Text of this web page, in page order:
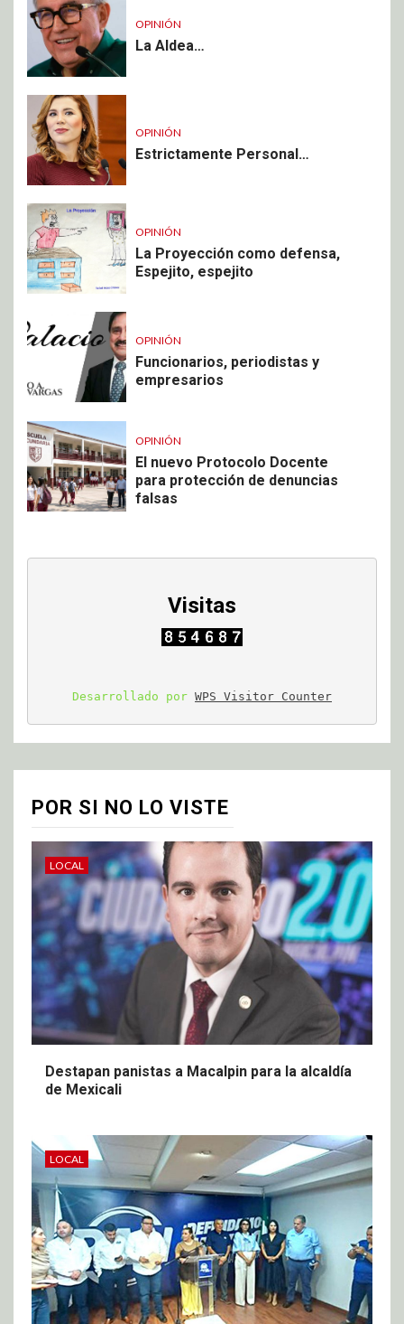
OPINIÓN
La Aldea…
OPINIÓN
Estrictamente Personal…
OPINIÓN
La Proyección como defensa,
Espejito, espejito
OPINIÓN
Funcionarios, periodistas y
empresarios
OPINIÓN
El nuevo Protocolo Docente
para protección de denuncias
falsas
Visitas
Desarrollado por WPS Visitor Counter
POR SI NO LO VISTE
LOCAL
Destapan panistas a Macalpin para la alcaldía
de Mexicali
LOCAL